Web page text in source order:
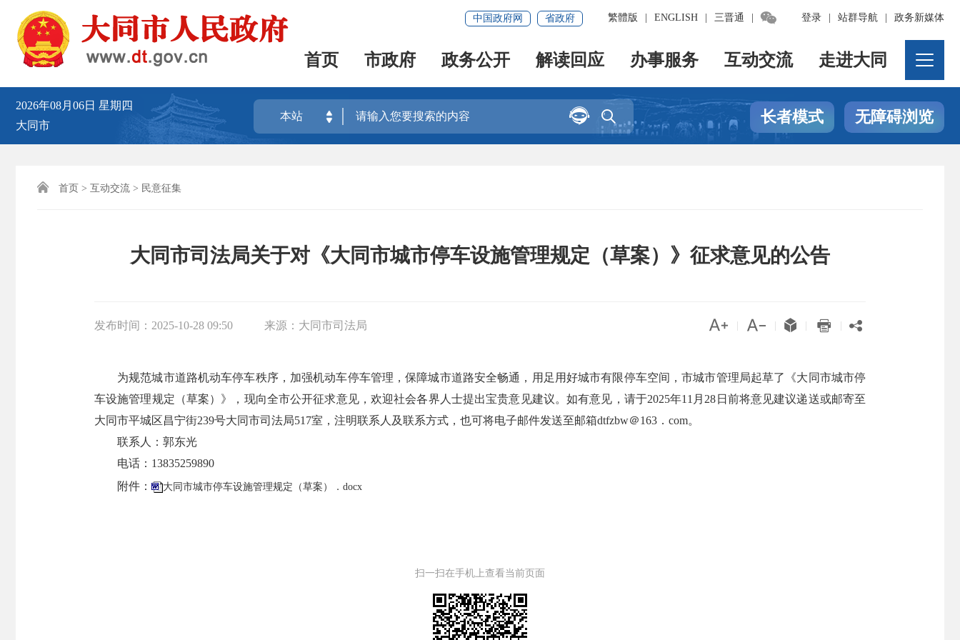
登录 站群导航 政务新媒体
繁體版 ENGLISH 三晋通 
中国政府网 省政府
首页 市政府 政务公开 解读回应 办事服务 互动交流 走进大同
2026年08月06日 星期四
大同市
本站 
 长者模式 无障碍浏览
 首页 > 互动交流 > 民意征集
大同市司法局关于对《大同市城市停车设施管理规定（草案）》征求意见的公告
发布时间： 2025-10-28 09:50 来源： 大同市司法局     
为规范城市道路机动车停车秩序，加强机动车停车管理，保障城市道路安全畅通，用足用好城市有限停车空间，市城市管理局起草了《大同市城市停
车设施管理规定（草案）》，现向全市公开征求意见，欢迎社会各界人士提出宝贵意见建议。如有意见，请于2025年11月28日前将意见建议递送或邮寄至
大同市平城区昌宁街239号大同市司法局517室，注明联系人及联系方式，也可将电子邮件发送至邮箱dtfzbw＠163．com。
联系人：郭东光
电话：13835259890
附件：
大同市城市停车设施管理规定（草案）．docx
扫一扫在手机上查看当前页面